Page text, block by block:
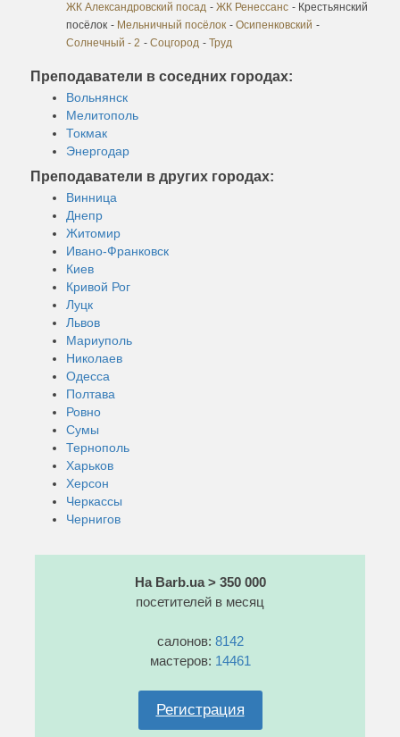
ЖК Александровский посад - ЖК Ренессанс - Крестьянский
посёлок - Мельничный посёлок - Осипенковский -
Солнечный - 2 - Соцгород - Труд
Преподаватели в соседних городах:
Вольнянск
Мелитополь
Токмак
Энергодар
Преподаватели в других городах:
Винница
Днепр
Житомир
Ивано-Франковск
Киев
Кривой Рог
Луцк
Львов
Мариуполь
Николаев
Одесса
Полтава
Ровно
Сумы
Тернополь
Харьков
Херсон
Черкассы
Чернигов
На Barb.ua > 350 000
посетителей в месяц
салонов: 8142
мастеров: 14461
Регистрация